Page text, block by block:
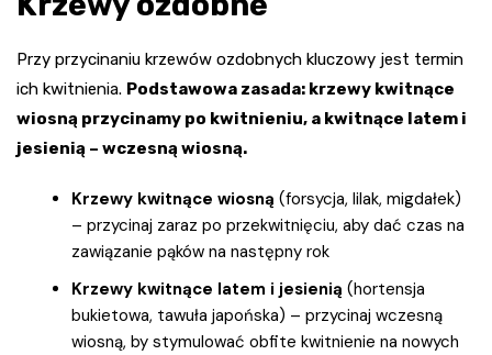
Przy przycinaniu krzewów ozdobnych kluczowy jest termin
ich kwitnienia. Podstawowa zasada: krzewy kwitnące
wiosną przycinamy po kwitnieniu, a kwitnące latem i
jesienią – wczesną wiosną.
Krzewy kwitnące wiosną (forsycja, lilak, migdałek)
– przycinaj zaraz po przekwitnięciu, aby dać czas na
zawiązanie pąków na następny rok
Krzewy kwitnące latem i jesienią (hortensja
bukietowa, tawuła japońska) – przycinaj wczesną
wiosną, by stymulować obfite kwitnienie na nowych